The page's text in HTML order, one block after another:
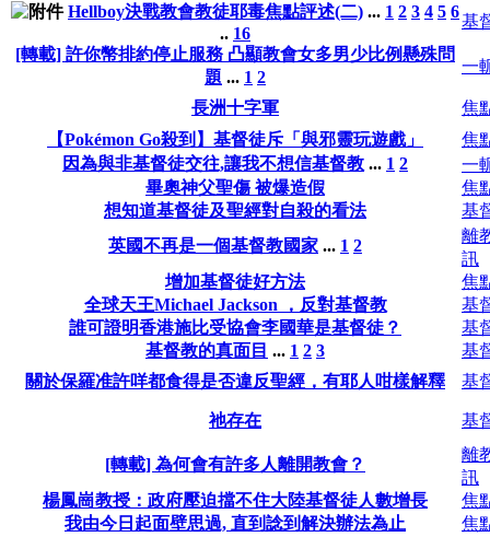
Hellboy決戰教會教徒耶毒焦點評述(二) ... 1 2 3 4 5 6
.. 16
基
[轉載] 許你幣排約停止服務 凸顯教會女多男少比例懸殊問
題 ... 1 2
一
長洲十字軍
焦
【Pokémon Go殺到】基督徒斥「與邪靈玩遊戲」
焦
因為與非基督徒交往,讓我不想信基督教 ... 1 2
一
畢奧神父聖傷 被爆造假
焦
想知道基督徒及聖經對自殺的看法
基
英國不再是一個基督教國家 ... 1 2
離
訊
增加基督徒好方法
焦
全球天王Michael Jackson ，反對基督教
基
誰可證明香港施比受協會李國華是基督徒？
基
基督教的真面目 ... 1 2 3
基
關於保羅准許咩都食得是否違反聖經，有耶人咁樣解釋
基
祂存在 基
[轉載] 為何會有許多人離開教會？
離
訊
楊鳳崗教授：政府壓迫擋不住大陸基督徒人數增長
焦
我由今日起面壁思過, 直到諗到解決辦法為止
焦